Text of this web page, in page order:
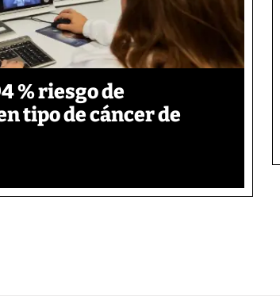
% riesgo de
tipo de cáncer de